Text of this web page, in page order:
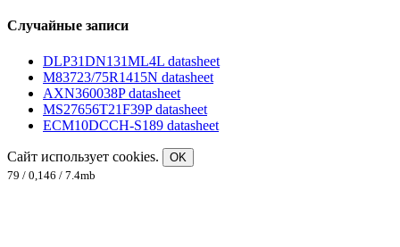
Случайные записи
DLP31DN131ML4L datasheet
M83723/75R1415N datasheet
AXN360038P datasheet
MS27656T21F39P datasheet
ECM10DCCH-S189 datasheet
Сайт использует cookies.
OK
79 / 0,146 / 7.4mb